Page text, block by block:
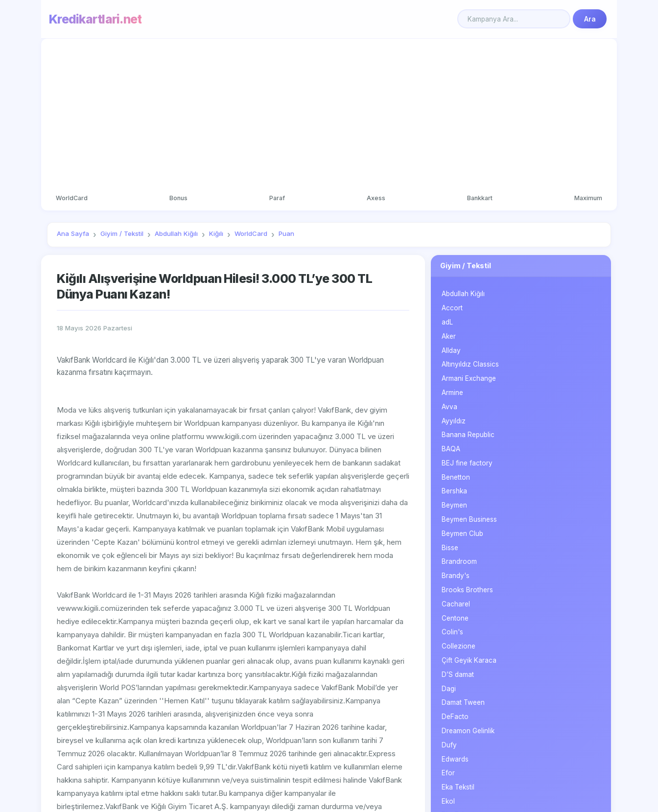
Kredikartlari.net Ara
WorldCard Bonus Paraf Axess Bankkart Maximum
Ana Sayfa Giyim / Tekstil Abdullah Kiğılı Kiğılı WorldCard Puan
Kiğılı Alışverişine Worldpuan Hilesi! 3.000 TL’ye 300 TL
Dünya Puanı Kazan!
18 Mayıs 2026 Pazartesi
VakıfBank Worldcard ile Kiğılı'dan 3.000 TL ve üzeri alışveriş yaparak 300 TL'ye varan Worldpuan
kazanma fırsatını kaçırmayın.
Moda ve lüks alışveriş tutkunları için yakalanamayacak bir fırsat çanları çalıyor! VakıfBank, dev giyim
markası Kiğılı işbirliğiyle muhteşem bir Worldpuan kampanyası düzenliyor. Bu kampanya ile Kiğılı'nın
fiziksel mağazalarında veya online platformu www.kigili.com üzerinden yapacağınız 3.000 TL ve üzeri
alışverişlerde, doğrudan 300 TL'ye varan Worldpuan kazanma şansınız bulunuyor. Dünyaca bilinen
Worldcard kullanıcıları, bu fırsattan yararlanarak hem gardırobunu yenileyecek hem de bankanın sadakat
programından büyük bir avantaj elde edecek. Kampanya, sadece tek seferlik yapılan alışverişlerde geçerli
olmakla birlikte, müşteri bazında 300 TL Worldpuan kazanımıyla sizi ekonomik açıdan rahatlatmayı
hedefliyor. Bu puanlar, Worldcard'ınızda kullanabileceğiniz birikiminiz olacak ve moda alışverişinizi daha da
keyifli hale getirecektir. Unutmayın ki, bu avantajlı Worldpuan toplama fırsatı sadece 1 Mayıs'tan 31
Mayıs'a kadar geçerli. Kampanyaya katılmak ve puanları toplamak için VakıfBank Mobil uygulaması
üzerinden 'Cepte Kazan' bölümünü kontrol etmeyi ve gerekli adımları izlemeyi unutmayın. Hem şık, hem
ekonomik ve çok eğlenceli bir Mayıs ayı sizi bekliyor! Bu kaçırılmaz fırsatı değerlendirerek hem moda
hem de birikim kazanmanın keyfini çıkarın!
VakıfBank Worldcard ile 1-31 Mayıs 2026 tarihleri arasında Kiğılı fiziki mağazalarından
vewww.kigili.comüzerinden tek seferde yapacağınız 3.000 TL ve üzeri alışverişe 300 TL Worldpuan
hediye edilecektir.Kampanya müşteri bazında geçerli olup, ek kart ve sanal kart ile yapılan harcamalar da
kampanyaya dahildir. Bir müşteri kampanyadan en fazla 300 TL Worldpuan kazanabilir.Ticari kartlar,
Bankomat Kartlar ve yurt dışı işlemleri, iade, iptal ve puan kullanımı işlemleri kampanyaya dahil
değildir.İşlem iptal/iade durumunda yüklenen puanlar geri alınacak olup, avans puan kullanımı kaynaklı geri
alım yapılamadığı durumda ilgili tutar kadar kartınıza borç yansıtılacaktır.Kiğılı fiziki mağazalarından
alışverişlerin World POS’larından yapılması gerekmektedir.Kampanyaya sadece VakıfBank Mobil’de yer
alan “Cepte Kazan” üzerinden ''Hemen Katıl'' tuşunu tıklayarak katılım sağlayabilirsiniz.Kampanya
katılımınızı 1-31 Mayıs 2026 tarihleri arasında, alışverişinizden önce veya sonra
gerçekleştirebilirsiniz.Kampanya kapsamında kazanılan Worldpuan'lar 7 Haziran 2026 tarihine kadar,
bireysel ve kullanıma açık olan kredi kartınıza yüklenecek olup, Worldpuan’ların son kullanım tarihi 7
Temmuz 2026 olacaktır. Kullanılmayan Worldpuan’lar 8 Temmuz 2026 tarihinde geri alınacaktır.Express
Card sahipleri için kampanya katılım bedeli 9,99 TL'dir.VakıfBank kötü niyetli katılım ve kullanımları eleme
hakkına sahiptir. Kampanyanın kötüye kullanımının ve/veya suistimalinin tespit edilmesi halinde VakıfBank
kampanyaya katılımı iptal etme hakkını saklı tutar.Bu kampanya diğer kampanyalar ile
birleştirilemez.VakıfBank ve Kiğılı Giyim Ticaret A.Ş. kampanyayı dilediği zaman durdurma ve/veya
Giyim / Tekstil
Abdullah Kiğılı
Accort
adL
Aker
Allday
Altınyıldız Classics
Armani Exchange
Armine
Avva
Ayyıldız
Banana Republic
BAQA
BEJ fine factory
Benetton
Bershka
Beymen
Beymen Business
Beymen Club
Bisse
Brandroom
Brandy's
Brooks Brothers
Cacharel
Centone
Colin's
Collezione
Çift Geyik Karaca
D’S damat
Dagi
Damat Tween
DeFacto
Dreamon Gelinlik
Dufy
Edwards
Efor
Eka Tekstil
Ekol